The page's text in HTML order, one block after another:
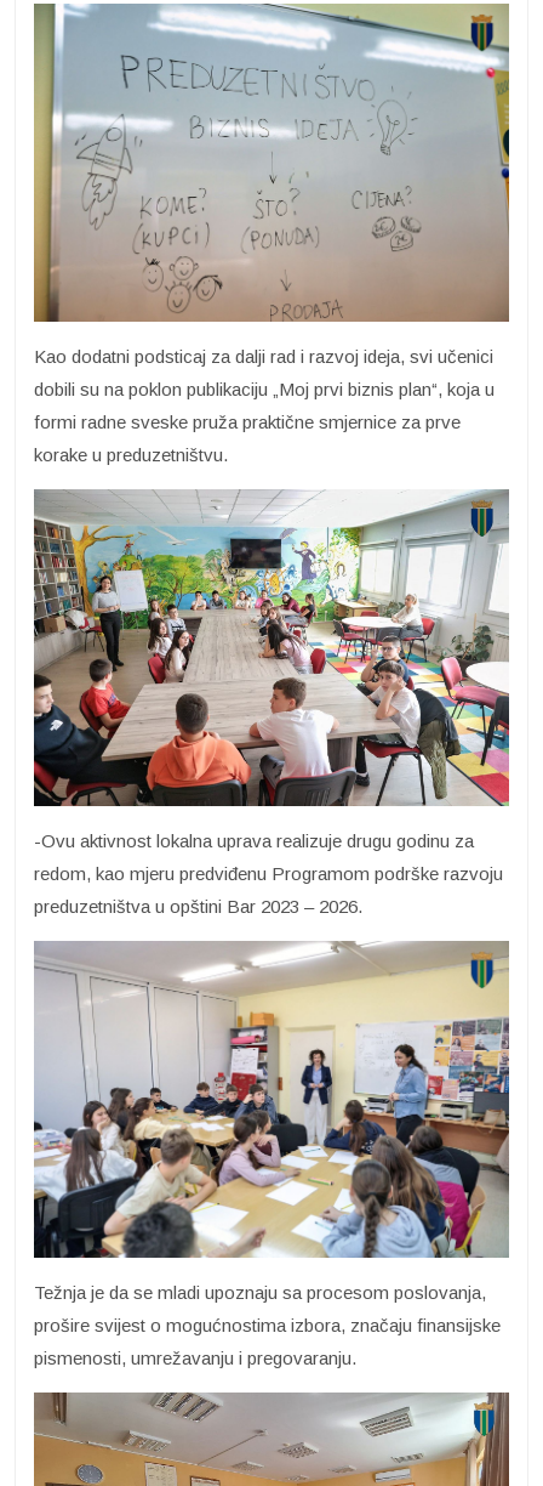
Kao dodatni podsticaj za dalji rad i razvoj ideja, svi učenici
dobili su na poklon publikaciju „Moj prvi biznis plan“, koja u
formi radne sveske pruža praktične smjernice za prve
korake u preduzetništvu.
-Ovu aktivnost lokalna uprava realizuje drugu godinu za
redom, kao mjeru predviđenu Programom podrške razvoju
preduzetništva u opštini Bar 2023 – 2026.
Težnja je da se mladi upoznaju sa procesom poslovanja,
prošire svijest o mogućnostima izbora, značaju finansijske
pismenosti, umrežavanju i pregovaranju.